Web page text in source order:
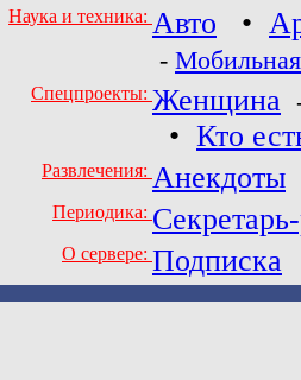
Наука и техника: Авто •
- Мобильная
Спецпроекты: Женщина
• Кто
Развлечения: Анекдоты
Периодика:
О сервере: Подписка